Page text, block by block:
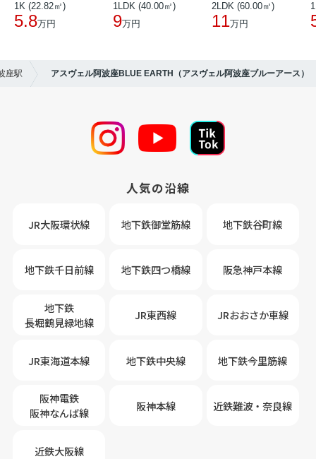
1K (22.82㎡)
5.8万円
1LDK (40.00㎡)
9万円
2LDK (60.00㎡)
11万円
座駅 アスヴェル阿波座BLUE EARTH（アスヴェル阿波座ブルーアース）
人気の沿線
JR大阪環状線 地下鉄御堂筋線 地下鉄谷町線
地下鉄千日前線 地下鉄四つ橋線 阪急神戸本線
地下鉄
長堀鶴見緑地線
JR東西線 JRおおさか車線
JR東海道本線 地下鉄中央線 地下鉄今里筋線
阪神電鉄
阪神なんば線
阪神本線 近鉄難波・奈良線
近鉄大阪線